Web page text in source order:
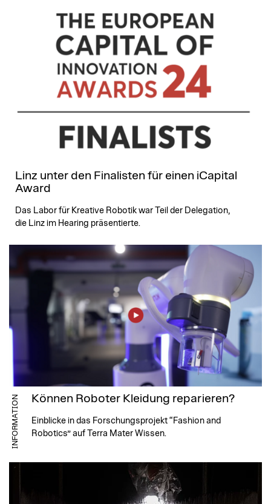
Linz unter den Finalisten für einen iCapital
Award
Das Labor für Kreative Robotik war Teil der Delegation,
die Linz im Hearing präsentierte.
INFORMATION Können Roboter Kleidung reparieren?
Einblicke in das Forschungsprojekt “Fashion and
Robotics” auf Terra Mater Wissen.